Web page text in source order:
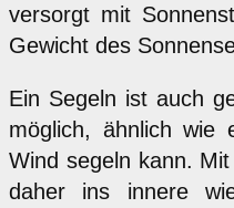
versorgt mit
Gewicht des
Ein Segeln ist auch
möglich, ähnlich wie
Wind segeln kann.
daher ins innere